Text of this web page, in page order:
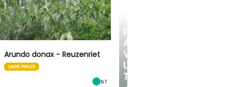
PERSOONLIJK
ADVIES
VOOR
UW
TUIN
Arundo donax - Reuzenriet
LAGE PRIJS
67